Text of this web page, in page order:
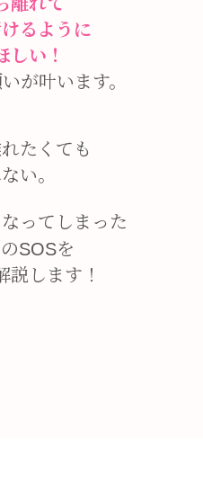
るように
しい！
が叶います。
たくても
い。
ってしまった
SOSを
説します！